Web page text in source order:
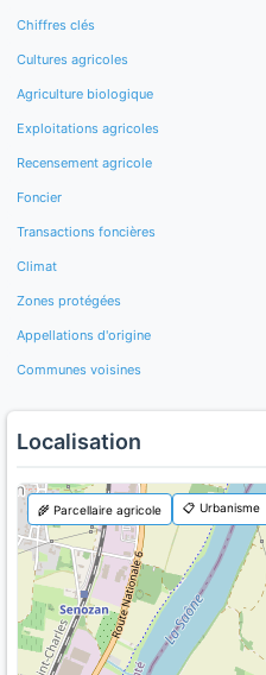
Chiffres clés
Cultures agricoles
Agriculture biologique
Exploitations agricoles
Recensement agricole
Foncier
Transactions foncières
Climat
Zones protégées
Appellations d'origine
Communes voisines
Localisation
🌾 Parcellaire agricole 📋 Urbanisme